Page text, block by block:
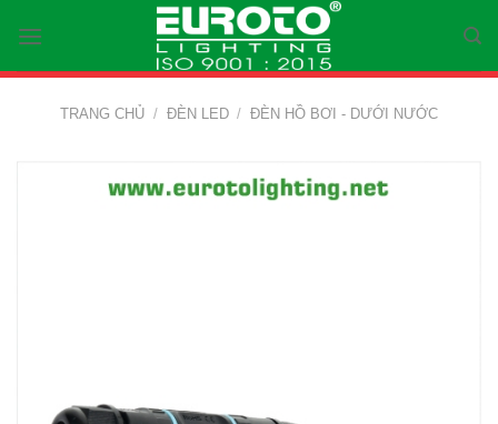
content
TRANG CHỦ / ĐÈN LED / ĐÈN HỒ BƠI - DƯỚI NƯỚC